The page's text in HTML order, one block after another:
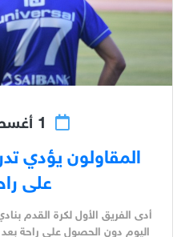
المقاولون يؤدي
على
أدى الفريق الأول لكرة القدم
اليوم دون الحصول على راحة